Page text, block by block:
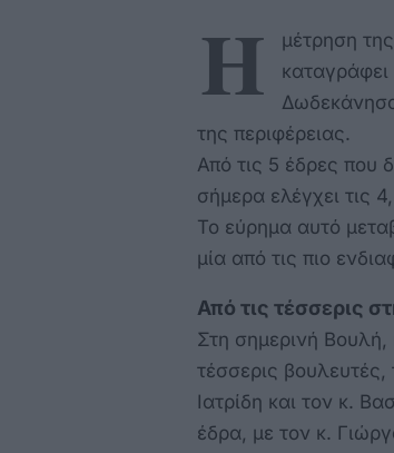
Η
μέτρηση
της περιφέρειας.
Από τις 5 έδρες που
σήμερα ελέγχει τις
Το εύρημα αυτό
μία από τις πιο
Από τις τέσσερις
Στη σημερινή
τέσσερις
Ιατρίδη και τον κ.
έδρα, με τον κ.